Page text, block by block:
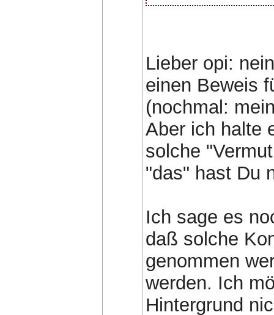
Lieber opi:
einen Beweis
(nochmal:
Aber ich halte
solche
"das" hast Du
Ich sage es
daß solche
genommen
werden. Ich
Hintergrund